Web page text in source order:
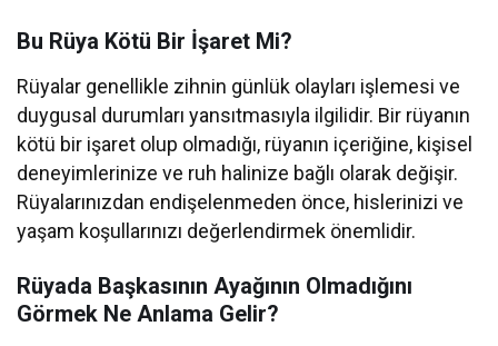
Bu Rüya Kötü Bir İşaret Mi?
Rüyalar genellikle zihnin günlük olayları işlemesi ve
duygusal durumları yansıtmasıyla ilgilidir. Bir rüyanın
kötü bir işaret olup olmadığı, rüyanın içeriğine, kişisel
deneyimlerinize ve ruh halinize bağlı olarak değişir.
Rüyalarınızdan endişelenmeden önce, hislerinizi ve
yaşam koşullarınızı değerlendirmek önemlidir.
Rüyada Başkasının Ayağının Olmadığını
Görmek Ne Anlama Gelir?